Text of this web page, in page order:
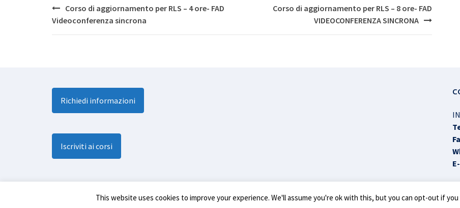
Post
navigation
Corso di aggiornamento per RLS – 4 ore- FAD
Videoconferenza sincrona
Corso di aggiornamento per RLS – 8 ore- FAD
VIDEOCONFERENZA SINCRONA
Richiedi informazioni
Iscriviti ai corsi
Infolog srl © All Rights Reserved |Cookies Policy|Privacy Policy
This website uses cookies to improve your experience. We'll assume you're ok with this, but you can opt-out if you